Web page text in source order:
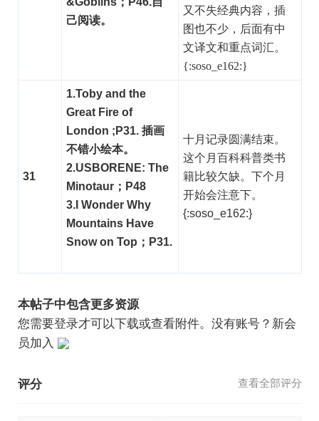
己阅读。
又不失经典内容，插
图也不少，后面有中
文译文和重点词汇。
{:soso_e162:}
31
1.Toby and the
Great Fire of
London ;P31. 插画
不错小绘本。
2.USBORENE: The
Minotaur；P48
3.I Wonder Why
Mountains Have
Snow on Top；P31.
十月记录圆满结束。
这个月百科科普类书
籍比较欠缺。下个月
开始会注意下。
{:soso_e162:}
本帖子中包含更多资源
您需要登录才可以下载或查看附件。没有账号？ 新会
员加入
评分 查看全部评分